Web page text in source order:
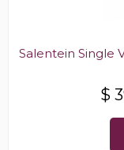
Salentein Single
$